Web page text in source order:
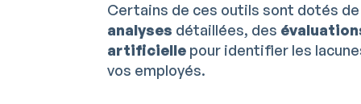
Certains de ces outils sont dotés
analyses détaillées, des
artificiellepour identifier les
vos employés.